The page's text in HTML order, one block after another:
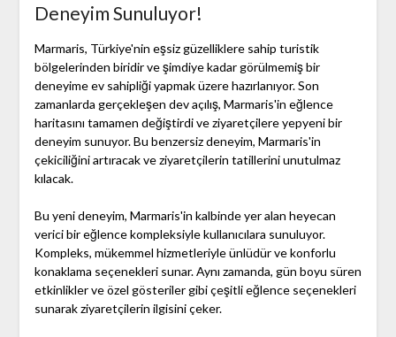
Deneyim Sunuluyor!
Marmaris, Türkiye'nin eşsiz güzelliklere sahip turistik
bölgelerinden biridir ve şimdiye kadar görülmemiş bir
deneyime ev sahipliği yapmak üzere hazırlanıyor. Son
zamanlarda gerçekleşen dev açılış, Marmaris'in eğlence
haritasını tamamen değiştirdi ve ziyaretçilere yepyeni bir
deneyim sunuyor. Bu benzersiz deneyim, Marmaris'in
çekiciliğini artıracak ve ziyaretçilerin tatillerini unutulmaz
kılacak.
Bu yeni deneyim, Marmaris'in kalbinde yer alan heyecan
verici bir eğlence kompleksiyle kullanıcılara sunuluyor.
Kompleks, mükemmel hizmetleriyle ünlüdür ve konforlu
konaklama seçenekleri sunar. Aynı zamanda, gün boyu süren
etkinlikler ve özel gösteriler gibi çeşitli eğlence seçenekleri
sunarak ziyaretçilerin ilgisini çeker.